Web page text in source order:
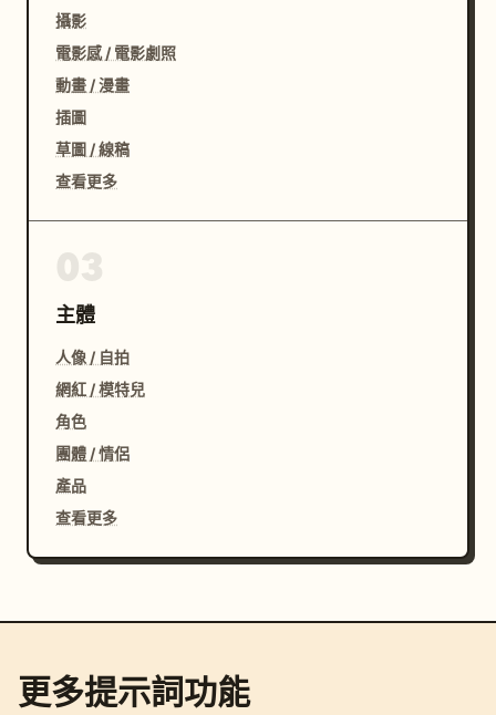
攝影
電影感 / 電影劇照
動畫 / 漫畫
插圖
草圖 / 線稿
查看更多
主體
人像 / 自拍
網紅 / 模特兒
角色
團體 / 情侶
產品
查看更多
更多提示詞功能